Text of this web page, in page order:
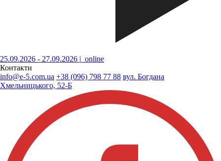
25.09.2026 - 27.09.2026 | online
Контакти
info@e-5.com.ua +38 (096) 798 77 88 вул. Богдана
Хмельницького, 52-Б